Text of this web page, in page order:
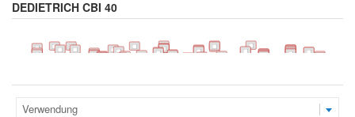
DEDIETRICH CBI 40
Verwendung